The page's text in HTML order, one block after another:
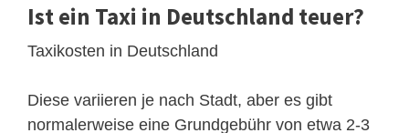
Ist ein Taxi in Deutschland teuer?
Taxikosten in Deutschland
Diese variieren je nach Stadt, aber es gibt
normalerweise eine Grundgebühr von etwa 2-3